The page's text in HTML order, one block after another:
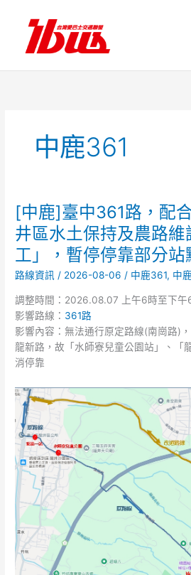
內
中鹿361
[中鹿]臺中361路，配
井區水土保持及農路
工」，暫停停靠部分站
路線資訊 / 2026-08-06/ 中鹿361, 中
調整時間：2026.08.07 上午6時至下午
影響路線： 361路
影響內容：無法通行原定路線(南崗路)
龍新路，故「水師寮兒童公園站」、「
消停靠
[中
鹿]
臺
361
配
合
「115
年
度
井
區
水
土
保
持
及
農
路
維
護
小